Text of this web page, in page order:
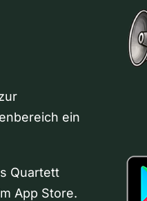
ein
Quartett
App Store.